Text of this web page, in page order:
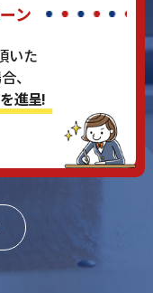
ン
いた
、
進呈!